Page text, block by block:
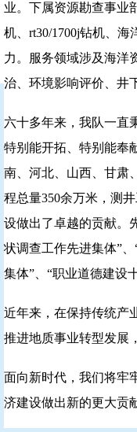
业。下属资源勘查事业
机、rt30/1700j钻机、
力。服务领域涉及海洋
治、环境影响评价、井
六十多年来，我队一直
特别能开拓、特别能奉
南、河北、山西、甘肃
程总量350余万米，测
设做出了卓越的贡献。
状调查工作先进集体”
集体”、“职业道德建设
近年来，在保持传统产
推进地质事业转型发展
面向新时代，我们将牢
济建设做出新的更大贡